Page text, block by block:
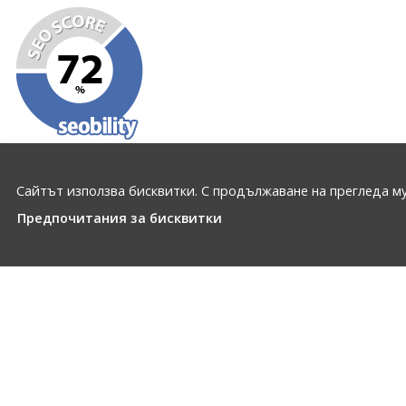
Сайтът използва бисквитки. С продължаване на прегледа
Предпочитания за бисквитки